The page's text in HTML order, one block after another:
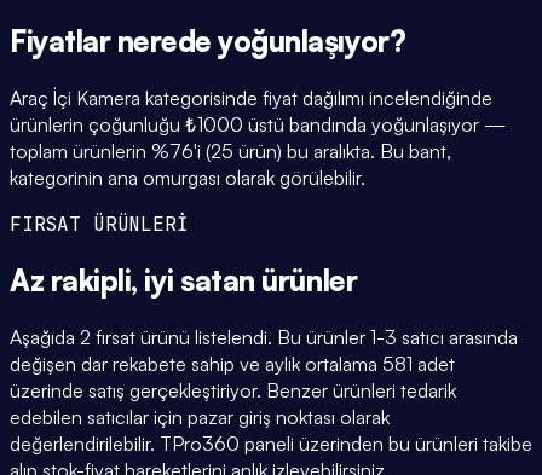
Fiyatlar nerede yoğunlaşıyor?
Araç İçi Kamera kategorisinde fiyat dağılımı incelendiğinde
ürünlerin çoğunluğu ₺1000 üstü bandında yoğunlaşıyor —
toplam ürünlerin %76'i (25 ürün) bu aralıkta. Bu bant,
kategorinin ana omurgası olarak görülebilir.
FIRSAT ÜRÜNLERİ
Az rakipli, iyi satan ürünler
Aşağıda 2 fırsat ürünü listelendi. Bu ürünler 1-3 satıcı arasında
değişen dar rekabete sahip ve aylık ortalama 581 adet
üzerinde satış gerçekleştiriyor. Benzer ürünleri tedarik
edebilen satıcılar için pazar giriş noktası olarak
değerlendirilebilir. TPro360 paneli üzerinden bu ürünleri takibe
alıp stok-fiyat hareketlerini anlık izleyebilirsiniz.